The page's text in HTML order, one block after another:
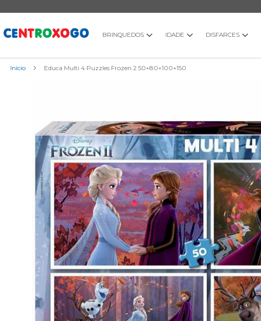
para
Conteúdo
BRINQUEDOS IDADE DISFARCES
Início Educa Multi 4 Puzzles Frozen 2 50+80+100+150
final
da
Galeria
de
imagens